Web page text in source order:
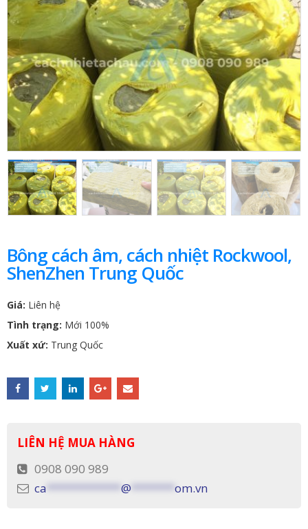
Bông cách âm, cách nhiệt Rockwool,
ShenZhen Trung Quốc
Giá: Liên hệ
Tình trạng: Mới 100%
Xuất xứ: Trung Quốc
LIÊN HỆ MUA HÀNG
0908 090 989
ca
@ om.vn